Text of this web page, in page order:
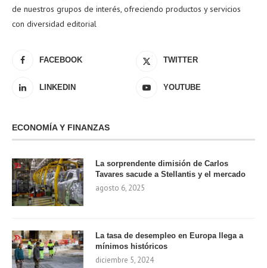
de nuestros grupos de interés, ofreciendo productos y servicios
con diversidad editorial
FACEBOOK TWITTER
LINKEDIN YOUTUBE
ECONOMÍA Y FINANZAS
La sorprendente dimisión de Carlos
Tavares sacude a Stellantis y el mercado
agosto 6, 2025
La tasa de desempleo en Europa llega a
mínimos históricos
diciembre 5, 2024